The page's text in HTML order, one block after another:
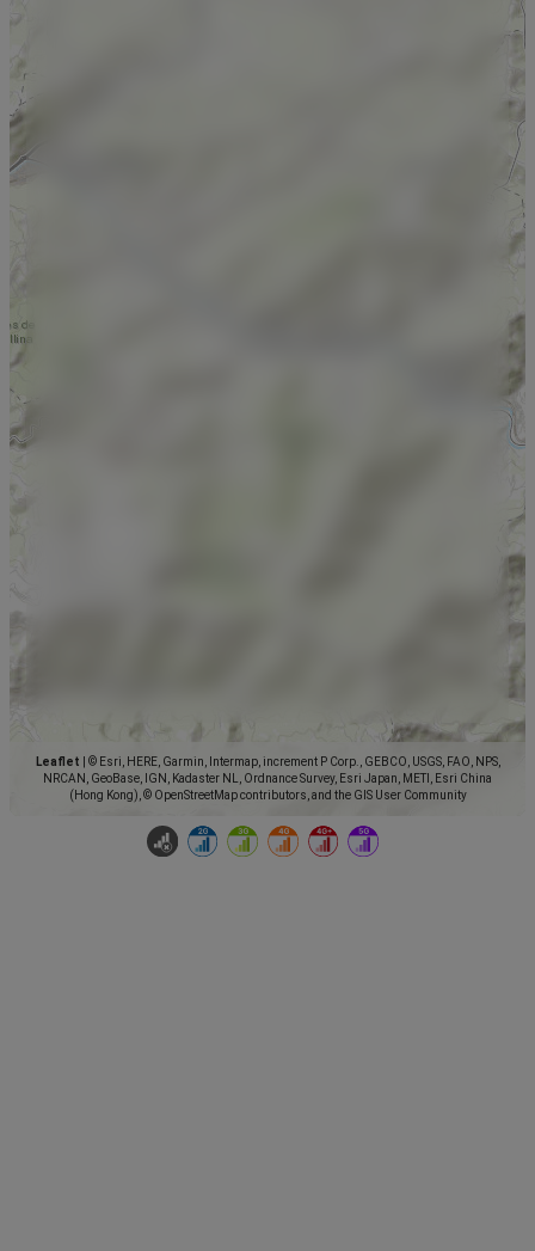
Leaflet
© Esri, HERE, Garmin, Intermap, increment P Corp., GEBCO, USGS, FAO, NPS,
NRCAN, GeoBase, IGN, Kadaster NL, Ordnance Survey, Esri Japan, METI, Esri China
(Hong Kong), © OpenStreetMap contributors, and the GIS User Community